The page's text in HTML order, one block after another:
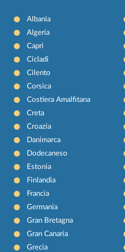
Albania
Algeria
Capri
Cicladi
Cilento
Corsica
Costiera Amalfitana
Creta
Croazia
Danimarca
Dodecaneso
Estonia
Finlandia
Francia
Germania
Gran Bretagna
Gran Canaria
Grecia